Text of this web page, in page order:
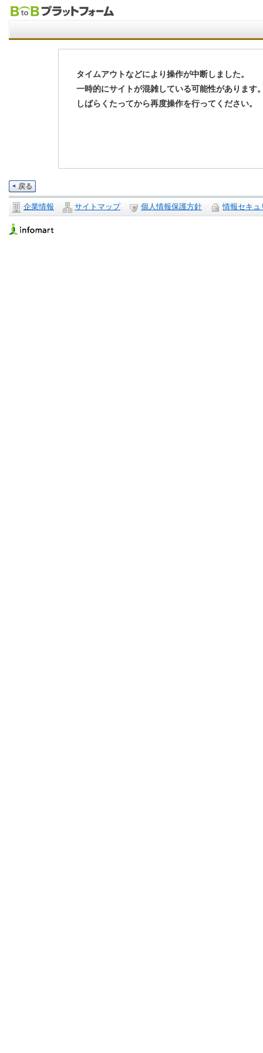
タイムアウトなどにより操作が中断しました。
一時的にサイトが混雑している可能性があります
しばらくたってから再度操作を行ってください。
戻る
企業情報 サイトマップ 個人情報保護方針 情報セキュ